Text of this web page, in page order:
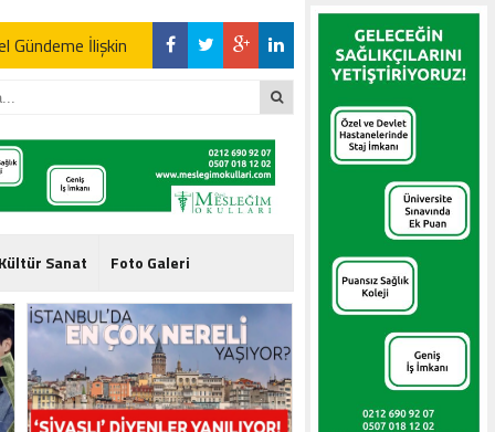
Gündeme İlişkin
İlişkin
İlişkin
Kültür Sanat Foto Galeri